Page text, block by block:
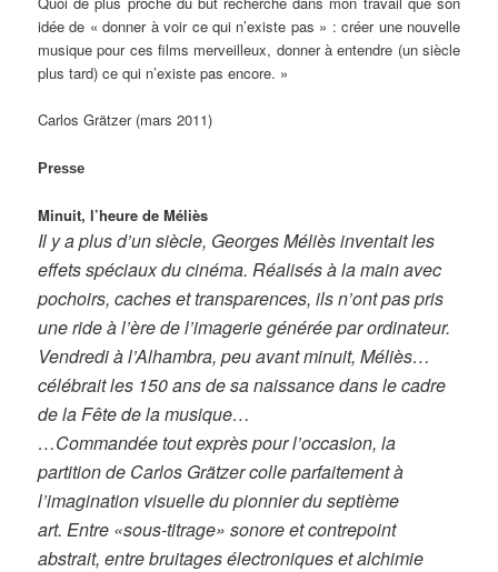
idée de « donner à voir ce qui n’existe pas » : créer une nouvelle
musique pour ces films merveilleux, donner à entendre (un siècle
plus tard) ce qui n’existe pas encore. »
Carlos Grätzer (mars 2011)
Presse
Minuit, l’heure de Méliès
Il y a plus d’un siècle, Georges Méliès inventait les
effets spéciaux du cinéma. Réalisés à la main avec
pochoirs, caches et transparences, ils n’ont pas pris
une ride à l’ère de l’imagerie générée par ordinateur.
Vendredi à l’Alhambra, peu avant minuit, Méliès…
célébrait les 150 ans de sa naissance dans le cadre
de la Fête de la musique…
…Commandée tout exprès pour l’occasion, la
partition de Carlos Grätzer colle parfaitement à
l’imagination visuelle du pionnier du septième
art. Entre «sous-titrage» sonore et contrepoint
abstrait, entre bruitages électroniques et alchimie